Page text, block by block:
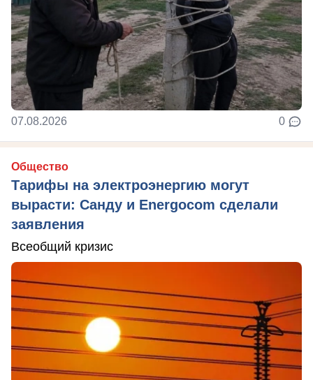
07.08.2026 0
Общество
Тарифы на электроэнергию могут
вырасти: Санду и Energocom сделали
заявления
Всеобщий кризис